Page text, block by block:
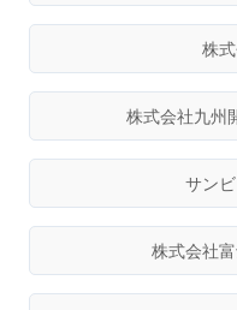
株
株式会社九州
サン
株式会社